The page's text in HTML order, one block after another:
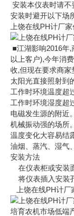
安装本仪表时请不
安装时避开以下场
上饶在线PH计厂
■江湖影响2016年
以上客户),今年消
收,但现在要求商
太阳光直接照射到
工作时环境温度超
工作时环境湿度超
电磁发生源的附近
机械振动强的场所
温度变化大容易结
油烟、蒸汽、湿气
安装方法
在仪表柜或安装
将仪表插入安装
上饶在线PH计厂
培育农机市场低端